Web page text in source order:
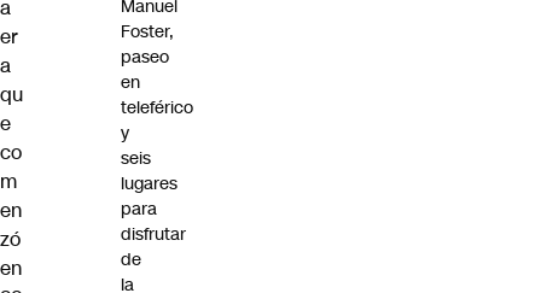
a
er
a
qu
e
co
m
en
zó
en
Manuel
Foster,
paseo
en
teleférico
y
seis
lugares
para
disfrutar
de
la